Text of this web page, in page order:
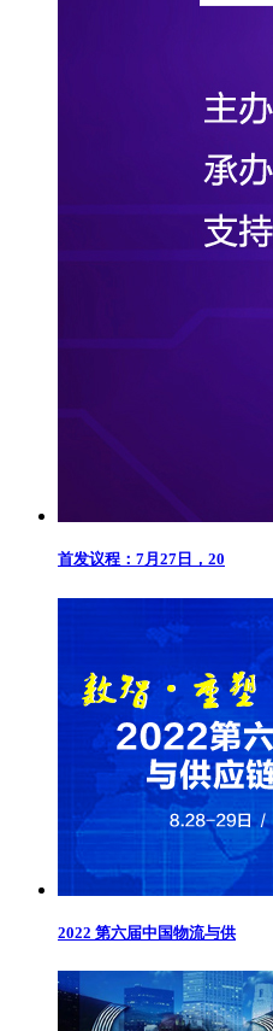
首发议程：7月27日，20
2022 第六届中国物流与供